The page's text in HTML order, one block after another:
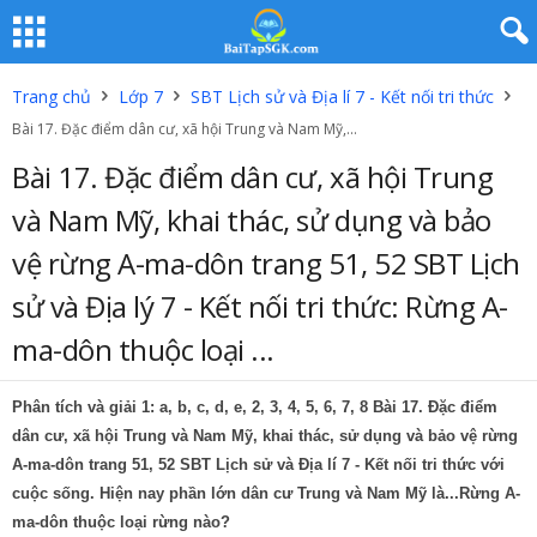
Trang chủ Lớp 7 SBT Lịch sử và Địa lí 7 - Kết nối tri thức
Bài 17. Đặc điểm dân cư, xã hội Trung và Nam Mỹ,...
Bài 17. Đặc điểm dân cư, xã hội Trung
và Nam Mỹ, khai thác, sử dụng và bảo
vệ rừng A-ma-dôn trang 51, 52 SBT Lịch
sử và Địa lý 7 - Kết nối tri thức: Rừng A-
ma-dôn thuộc loại ...
Phân tích và giải 1: a, b, c, d, e, 2, 3, 4, 5, 6, 7, 8 Bài 17. Đặc điểm
dân cư, xã hội Trung và Nam Mỹ, khai thác, sử dụng và bảo vệ rừng
A-ma-dôn trang 51, 52 SBT Lịch sử và Địa lí 7 - Kết nối tri thức với
cuộc sống. Hiện nay phần lớn dân cư Trung và Nam Mỹ là...Rừng A-
ma-dôn thuộc loại rừng nào?